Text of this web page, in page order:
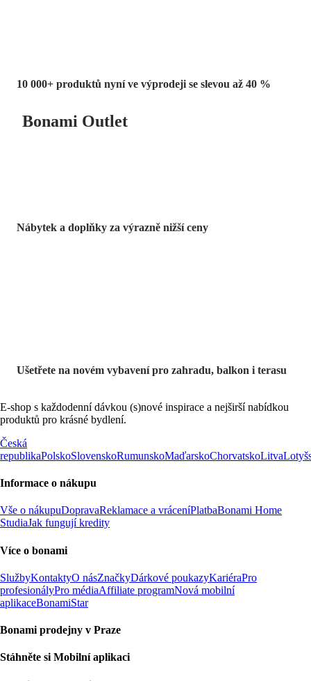
10 000+ produktů nyní ve výprodeji se slevou až 40 %
Bonami Outlet
Nábytek a doplňky za výrazně nižší ceny
Ušetřete na novém vybavení pro zahradu, balkon i terasu
E-shop s každodenní dávkou (s)nové inspirace a nejširší nabídkou
produktů pro krásné bydlení.
Česká
republikaPolskoSlovenskoRumunskoMaďarskoChorvatskoLitva
Informace o nákupu
Vše o nákupuDopravaReklamace a vráceníPlatbaBonami Home
StudiaJak fungují kredity
Více o bonami
SlužbyKontaktyO násZnačkyDárkové poukazyKariéraPro
profesionályPro médiaAffiliate programNová mobilní
aplikaceBonamiStar
Bonami prodejny v Praze
Stáhněte si Mobilní aplikaci